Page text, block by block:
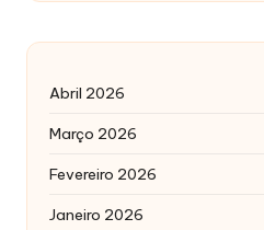
Abril 2026
Março 2026
Fevereiro 2026
Janeiro 2026